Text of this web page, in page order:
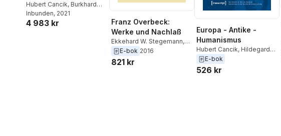
icher Grundbegriffe
(HrwG). 5 Bände
Hubert Cancik, Burkhard
Gladigow, Karl-Heinz Kohl
Inbunden, 2021
4 983 kr
Franz Overbeck:
Werke und Nachlaß
Ekkehard W. Stegemann,
Mathias Stauffacher
Marianne Stauffacher-
E-bok 2016
821 kr
Europa - Antike -
Humanismus
Hubert Cancik, Hildegard
Cancik-Lindemaier
E-bok
526 kr